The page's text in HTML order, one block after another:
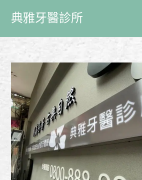
典雅牙醫診所